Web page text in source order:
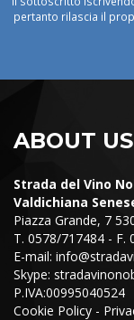
pertanto rilascia il
ABOUT US
Strada del Vino
Valdichiana
Piazza Grande, 7
T. 0578/717484 - F.
E-mail:
Skype:
P.IVA:00995040524
Cookie Policy -